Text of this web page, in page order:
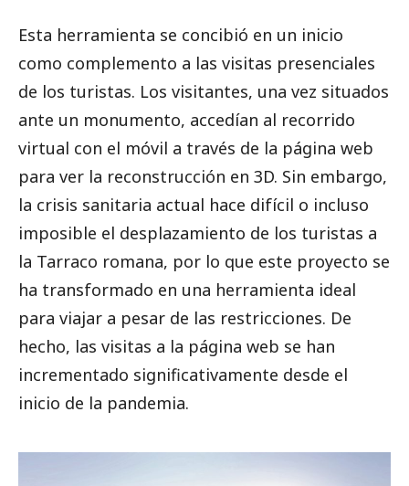
Esta herramienta se concibió en un inicio
como complemento a las visitas presenciales
de los turistas. Los visitantes, una vez situados
ante un monumento, accedían al recorrido
virtual con el móvil a través de la página web
para ver la reconstrucción en 3D. Sin embargo,
la crisis sanitaria actual hace difícil o incluso
imposible el desplazamiento de los turistas a
la Tarraco romana, por lo que este proyecto se
ha transformado en una herramienta ideal
para viajar a pesar de las restricciones. De
hecho, las visitas a la página web se han
incrementado significativamente desde el
inicio de la pandemia.